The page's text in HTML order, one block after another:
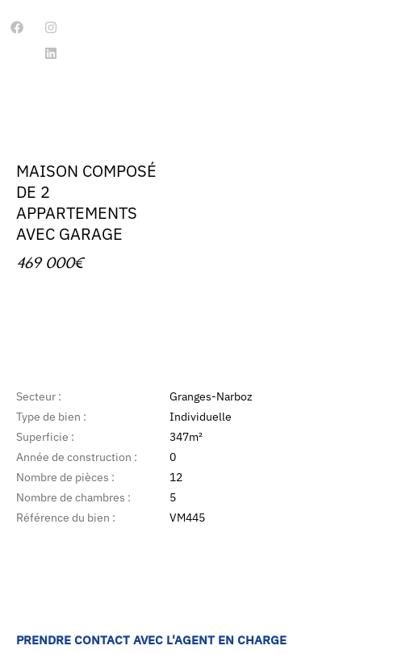
MAISON COMPOSÉ
DE 2
APPARTEMENTS
AVEC GARAGE
469 000€
Secteur :
Type de bien :
Superficie :
Année de construction :
Nombre de pièces :
Nombre de chambres :
Référence du bien :
Granges-Narboz
Individuelle
347m²
0
12
5
VM445
PRENDRE CONTACT AVEC L'AGENT EN CHARGE